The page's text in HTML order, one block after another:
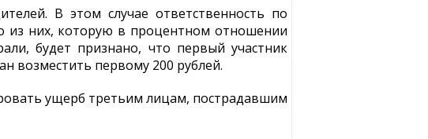
В этом случае ответственность по
из них, которую в процентном отношении
будет признано, что первый участник
возместить первому 200 рублей.
ущерб третьим лицам, пострадавшим